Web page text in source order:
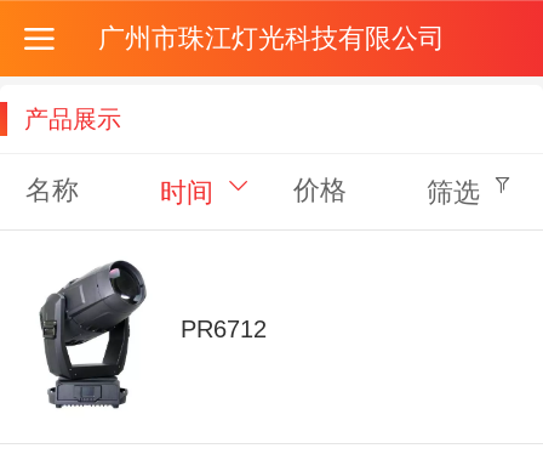
广州市珠江灯光科技有限公司
产品展示
名称 时间 价格 筛选
PR6712